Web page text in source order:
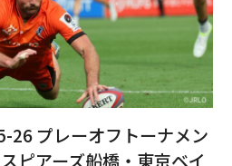
26 プレーオフトーナメン
ピアーズ船橋・東京ベイ